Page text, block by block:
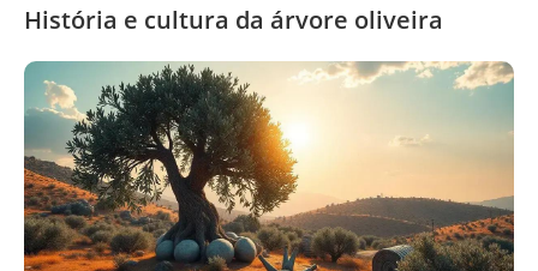
História e cultura da árvore oliveira